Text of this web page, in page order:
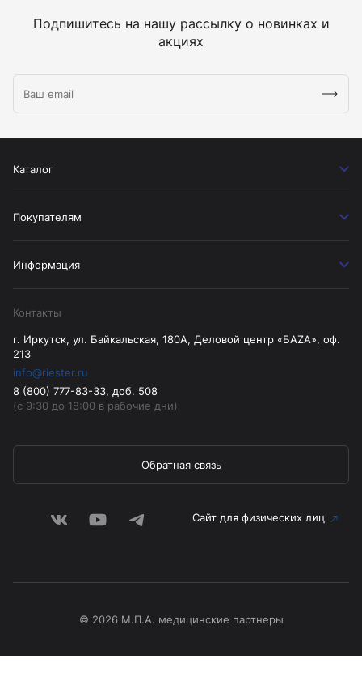
Подпишитесь на нашу рассылку о новинках и
акциях
Каталог
Покупателям
Информация
Контакты
г. Иркутск, ул. Байкальская, 180А, Деловой центр «БАZА», оф.
213
info@riester.ru
8 (800) 777-83-33, доб. 508
(с 9:30 до 18:00 в рабочие дни)
Обратная связь
Сайт для физических лиц
© 2026 М.П.А. медицинские партнеры